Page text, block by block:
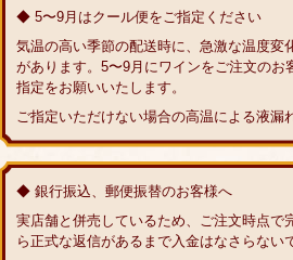
◆ 5〜9月はクール便をご指定ください
気温の高い季節の配送時に、急激な温度変
があります。5〜9月にワインをご注文の
指定をお願いいたします。
ご指定いただけない場合の高温による液漏
◆ 銀行振込、郵便振替のお客様へ
実店舗と併売しているため、ご注文時点で
ら正式な返信があるまで入金はなさらない